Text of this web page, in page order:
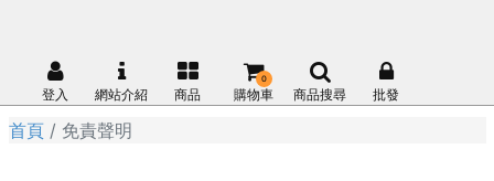
登入 網站介紹 商品 購物車
0
商品搜尋 批發
首頁 免責聲明